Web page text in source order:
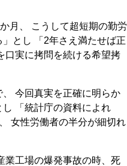
月、 こうして超短期の勤労
とし 「2年さえ満たせば正
口実に拷問を続ける希望拷
今回真実を正確に明らか
「統計庁の資料によれ
女性労働者の半分が細切れ
業工場の爆発事故の時、死